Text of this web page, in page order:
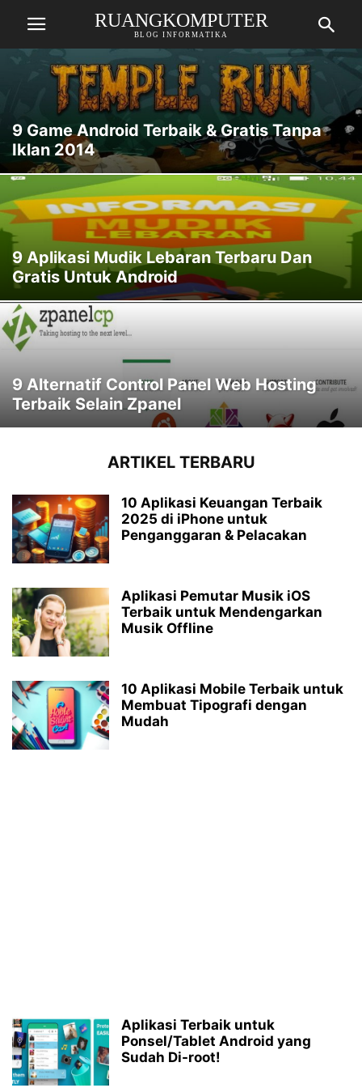
RUANGKOMPUTER
BLOG INFORMATIKA
9 Game Android Terbaik & Gratis Tanpa
Iklan 2014
9 Aplikasi Mudik Lebaran Terbaru Dan
Gratis Untuk Android
9 Alternatif Control Panel Web Hosting
Terbaik Selain Zpanel
ARTIKEL TERBARU
10 Aplikasi Keuangan Terbaik
2025 di iPhone untuk
Penganggaran & Pelacakan
Aplikasi Pemutar Musik iOS
Terbaik untuk Mendengarkan
Musik Offline
10 Aplikasi Mobile Terbaik untuk
Membuat Tipografi dengan
Mudah
Aplikasi Terbaik untuk
Ponsel/Tablet Android yang
Sudah Di-root!